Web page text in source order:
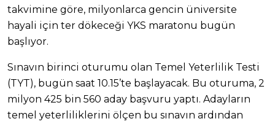
takvimine göre, milyonlarca gencin üniversite
hayali için ter dökeceği YKS maratonu bugün
başlıyor.
Sınavın birinci oturumu olan Temel Yeterlilik Testi
(TYT), bugün saat 10.15’te başlayacak. Bu oturuma, 2
milyon 425 bin 560 aday başvuru yaptı. Adayların
temel yeterliliklerini ölçen bu sınavın ardından